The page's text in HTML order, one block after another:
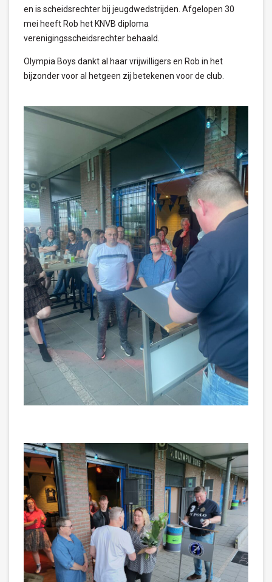
en is scheidsrechter bij jeugdwedstrijden. Afgelopen 30
mei heeft Rob het KNVB diploma
verenigingsscheidsrechter behaald.
Olympia Boys dankt al haar vrijwilligers en Rob in het
bijzonder voor al hetgeen zij betekenen voor de club.